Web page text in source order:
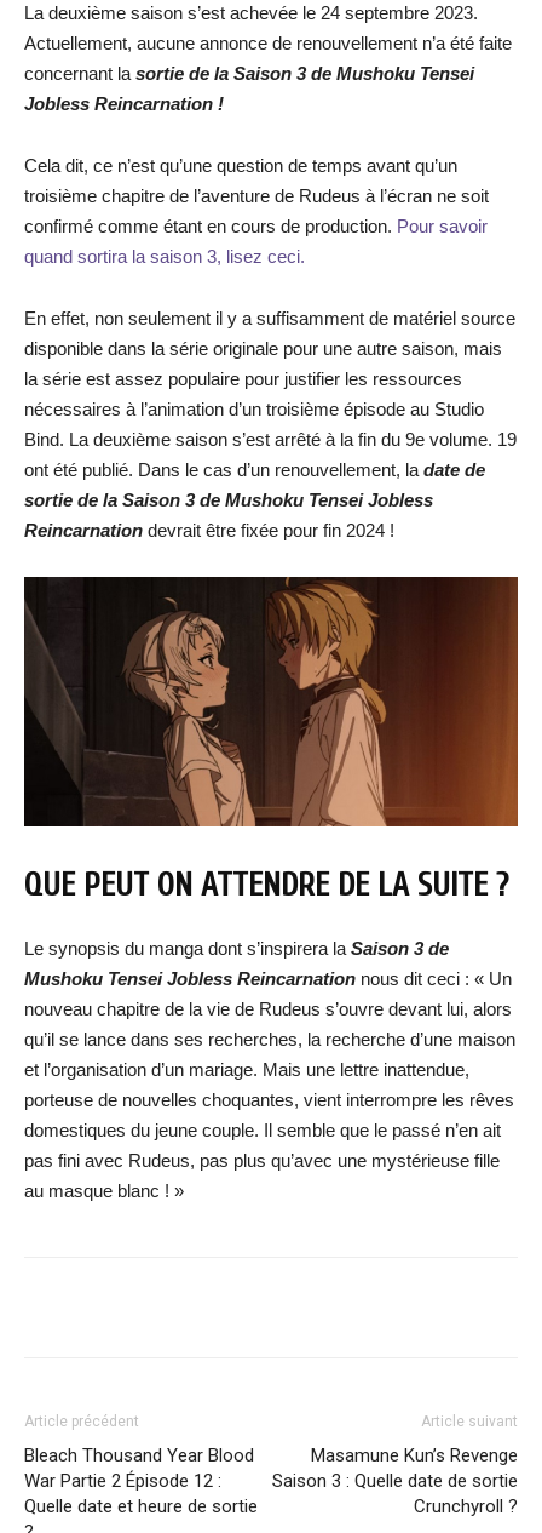
La deuxième saison s’est achevée le 24 septembre 2023.
Actuellement, aucune annonce de renouvellement n’a été faite
concernant la sortie de la Saison 3 de Mushoku Tensei
Jobless Reincarnation !
Cela dit, ce n’est qu’une question de temps avant qu’un
troisième chapitre de l’aventure de Rudeus à l’écran ne soit
confirmé comme étant en cours de production. Pour savoir
quand sortira la saison 3, lisez ceci.
En effet, non seulement il y a suffisamment de matériel source
disponible dans la série originale pour une autre saison, mais
la série est assez populaire pour justifier les ressources
nécessaires à l’animation d’un troisième épisode au Studio
Bind. La deuxième saison s’est arrêté à la fin du 9e volume. 19
ont été publié. Dans le cas d’un renouvellement, la date de
sortie de la Saison 3 de Mushoku Tensei Jobless
Reincarnation devrait être fixée pour fin 2024 !
QUE PEUT ON ATTENDRE DE LA SUITE ?
Le synopsis du manga dont s’inspirera la Saison 3 de
Mushoku Tensei Jobless Reincarnation nous dit ceci : « Un
nouveau chapitre de la vie de Rudeus s’ouvre devant lui, alors
qu’il se lance dans ses recherches, la recherche d’une maison
et l’organisation d’un mariage. Mais une lettre inattendue,
porteuse de nouvelles choquantes, vient interrompre les rêves
domestiques du jeune couple. Il semble que le passé n’en ait
pas fini avec Rudeus, pas plus qu’avec une mystérieuse fille
au masque blanc ! »
Article précédent
Bleach Thousand Year Blood
War Partie 2 Épisode 12 :
Quelle date et heure de sortie
Article suivant
Masamune Kun’s Revenge
Saison 3 : Quelle date de sortie
Crunchyroll ?